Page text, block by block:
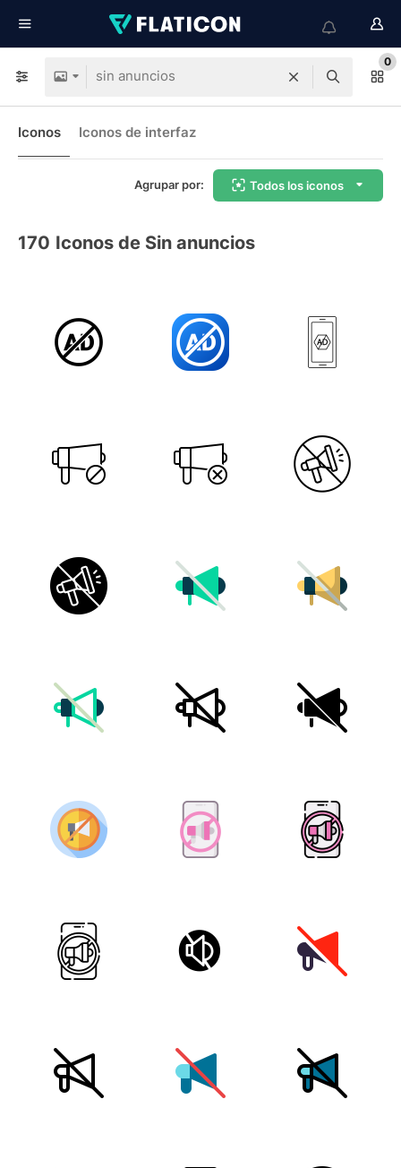
0
Iconos Iconos de interfaz
Agrupar por: Todos los iconos
170 Iconos de Sin anuncios